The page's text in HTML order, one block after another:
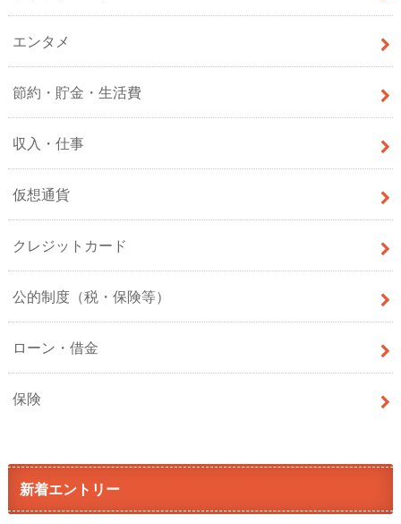
エンタメ
節約・貯金・生活費
収入・仕事
仮想通貨
クレジットカード
公的制度（税・保険等）
ローン・借金
保険
新着エントリー